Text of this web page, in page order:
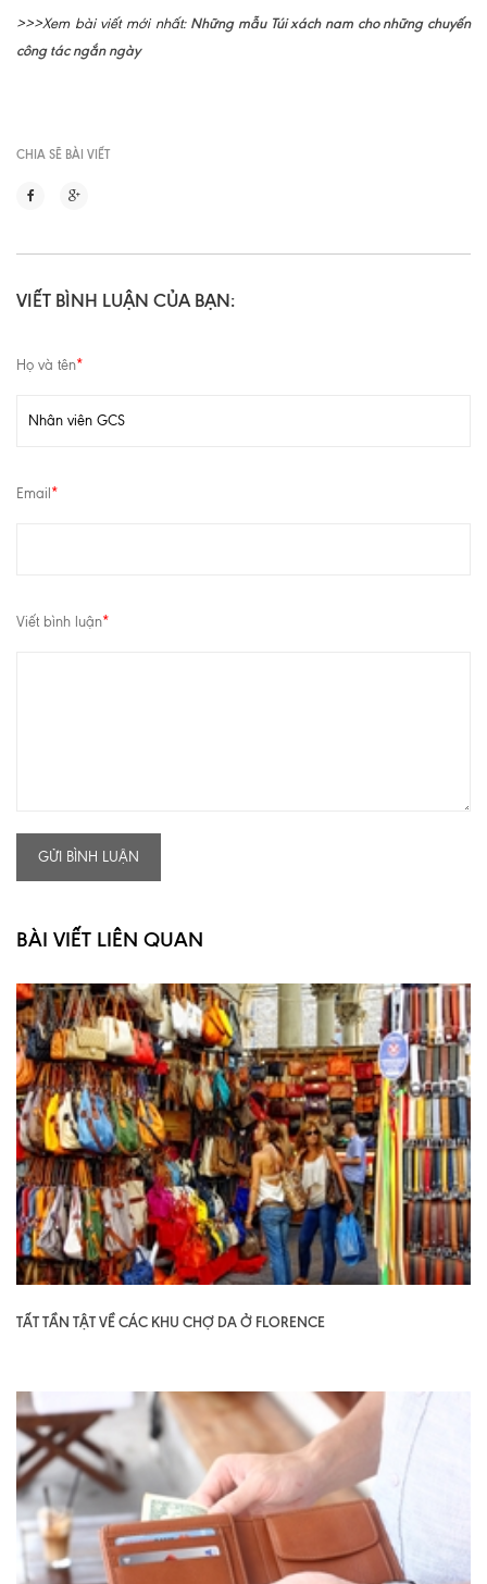
>>>Xem bài viết mới nhất: Những mẫu Túi xách nam cho những chuyến
công tác ngắn ngày
CHIA SẼ BÀI VIẾT
VIẾT BÌNH LUẬN CỦA BẠN:
Họ và tên*
Email *
Viết bình luận*
GỬI BÌNH LUẬN
BÀI VIẾT LIÊN QUAN
TẤT TẦN TẬT VỀ CÁC KHU CHỢ DA Ở FLORENCE